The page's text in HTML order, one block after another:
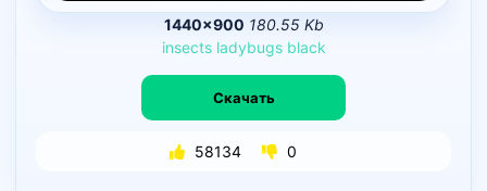
1440×900 180.55 Kb
insects ladybugs black
Скачать
58134 0